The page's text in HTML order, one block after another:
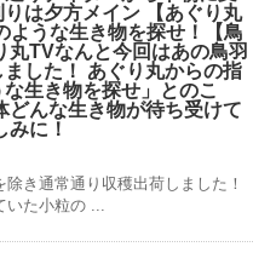
は夕方メイン 【あぐり丸
ような生き物を探せ！【鳥
丸TVなんと今回はあの鳥羽
した！ あぐり丸からの指
生き物を探せ」とのこ
どんな生き物が待ち受けて
みに！
き通常通り収穫出荷しました！
いた小粒の ...